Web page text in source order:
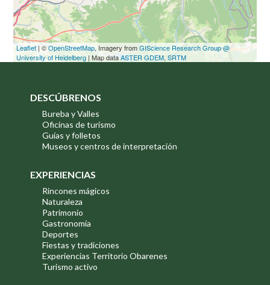
Leaflet | ©OpenStreetMap, Imagery fromGIScience Research Group @
University of Heidelberg | Map dataASTER GDEM,SRTM
DESCÚBRENOS
Bureba y Valles
Oficinas de turismo
Guías y folletos
Museos y centros de interpretación
EXPERIENCIAS
Rincones mágicos
Naturaleza
Patrimonio
Gastronomía
Deportes
Fiestas y tradiciones
Experiencias Territorio Obarenes
Turismo activo